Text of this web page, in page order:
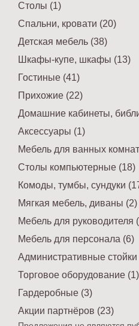
Столы (1)
Спальни, кровати (20)
Детская мебель (38)
Шкафы-купе, шкафы (13)
Гостиные (41)
Прихожие (22)
Домашние кабинеты,
Аксессуары (1)
Мебель для ванных
Столы компьютерные (18)
Комоды, тумбы, сундуки
Мягкая мебель, диваны (2)
Мебель для руководителя
Мебель для персонала (6)
Административные стойки
Торговое оборудование (1)
Гардеробные (3)
Акции партнёров (23)